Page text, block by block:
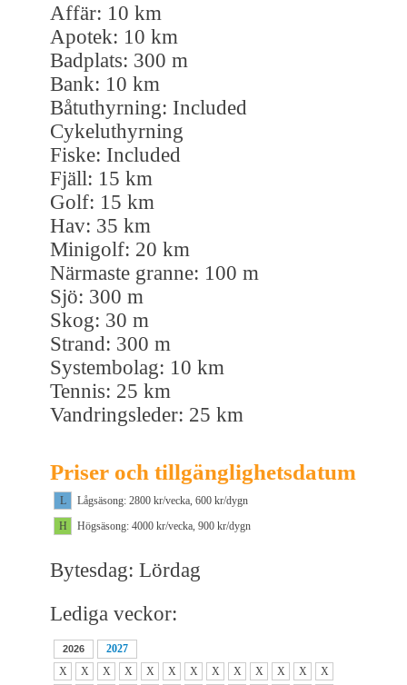
Affär: 10 km
Apotek: 10 km
Badplats: 300 m
Bank: 10 km
Båtuthyrning: Included
Cykeluthyrning
Fiske: Included
Fjäll: 15 km
Golf: 15 km
Hav: 35 km
Minigolf: 20 km
Närmaste granne: 100 m
Sjö: 300 m
Skog: 30 m
Strand: 300 m
Systembolag: 10 km
Tennis: 25 km
Vandringsleder: 25 km
Priser och tillgänglighetsdatum
L
Lågsäsong: 2800 kr/vecka, 600 kr/dygn
H
Högsäsong: 4000 kr/vecka, 900 kr/dygn
Bytesdag: Lördag
Lediga veckor:
2026
2027
X
X X X X X X X X X X X
X